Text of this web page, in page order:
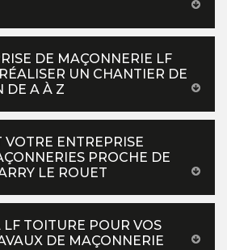
DE MAÇONNERIE LF
UN CHANTIER DE
DE A À Z
VOTRE ENTREPRISE
PROCHE DE
LE ROUET
LF TOITURE POUR VOS
DE MAÇONNERIE